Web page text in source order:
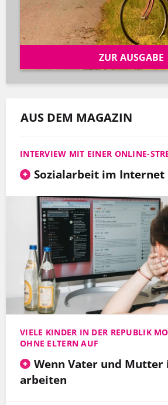
ZUR AUSGABE
AUS DEM MAGAZIN
INTERVIEW MIT EINER ONLINE-
Sozialarbeit im Internet
VIELE KINDER IN DER REPUBLIK
OHNE ELTERN AUF
Wenn Vater und Mutter
arbeiten